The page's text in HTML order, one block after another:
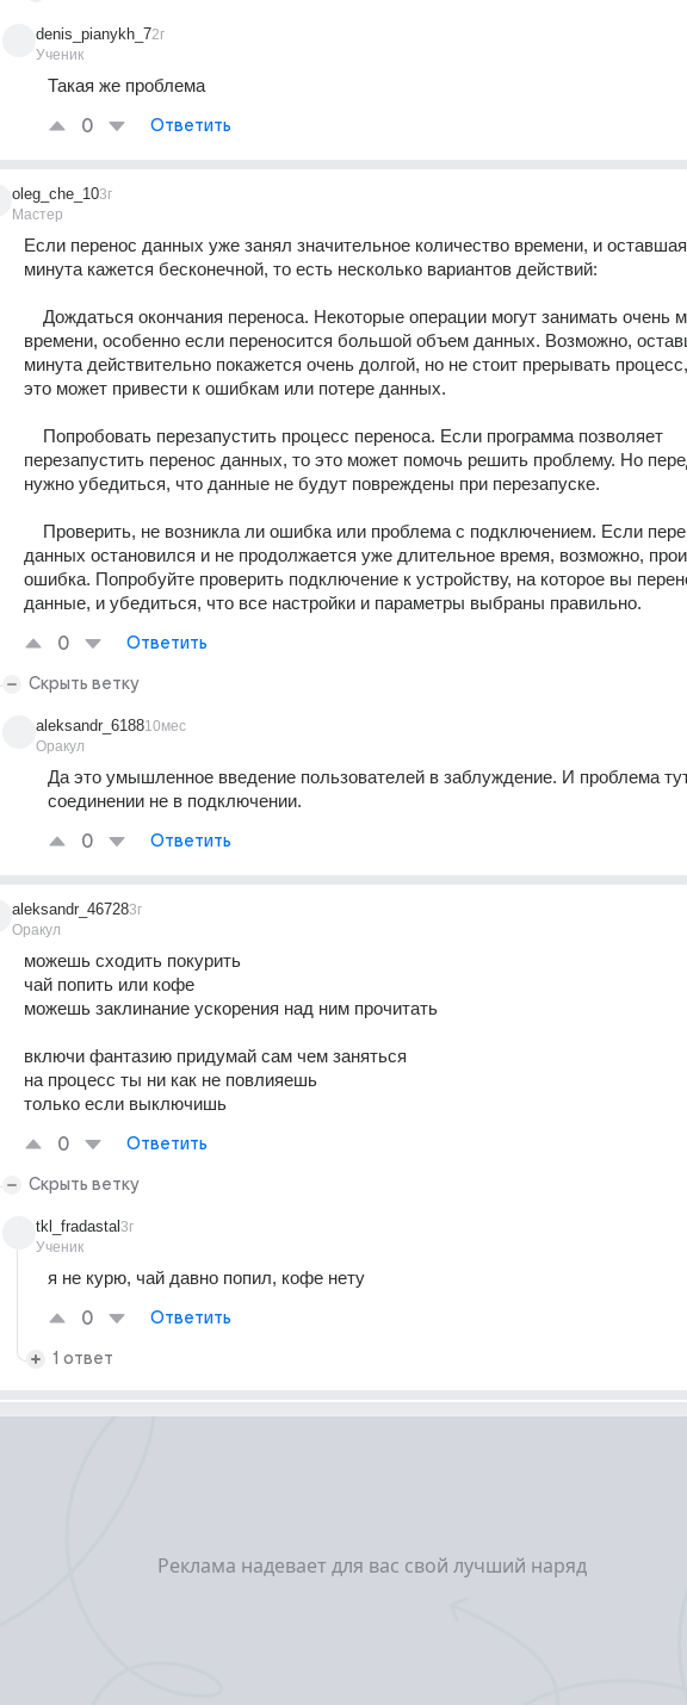
denis_pianykh_7
Ученик
2г
Такая же проблема
0 Ответить
oleg_che_10
Мастер
3г
Если перенос данных уже занял значительное количество времени, и
минута кажется бесконечной, то есть несколько вариантов действий:
времени, особенно если переносится большой объем данных. Возможно,
минута действительно покажется очень долгой, но не стоит прерывать
это может привести к ошибкам или потере данных.
перезапустить перенос данных, то это может помочь решить проблему. Но
нужно убедиться, что данные не будут повреждены при перезапуске.
данных остановился и не продолжается уже длительное время, возможно,
ошибка. Попробуйте проверить подключение к устройству, на которое вы
данные, и убедиться, что все настройки и параметры выбраны правильно.
0 Ответить
Скрыть ветку
aleksandr_6188
Оракул
10мес
Да это умышленное введение пользователей в заблуждение. И проблема
соединении не в подключении.
0 Ответить
aleksandr_46728
Оракул
3г
можешь сходить покурить
чай попить или кофе
можешь заклинание ускорения над ним прочитать
включи фантазию придумай сам чем заняться
на процесс ты ни как не повлияешь
только если выключишь
0 Ответить
Скрыть ветку
tkl_fradastal
Ученик
3г
я не курю, чай давно попил, кофе нету
0 Ответить
1 ответ